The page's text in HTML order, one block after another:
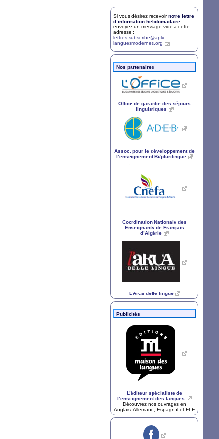
Si vous désirez recevoirnotre lettre
d’information hebdomadaire
envoyez un message vide à cette
adresse :
lettres-subscribe@aplv-
languesmodernes.org
Nos partenaires
Office de garantie des séjours
linguistiques
Assoc. pour le développement de
l’enseignement Bi/plurilingue
Coordination Nationale des
Enseignants de Français
d’Algérie
L’Arca delle lingue
Publicités
L’éditeur spécialiste de
l’enseignement des langues
Découvrez nos ouvrages en
Anglais, Allemand, Espagnol et FLE